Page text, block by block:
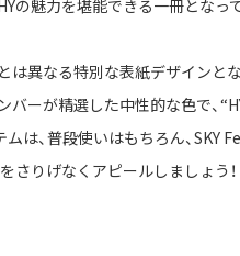
の魅力を堪能できる一冊となっ
は異なる特別な表紙デザインとな
バーが精選した中性的な色で、
ムは、普段使いはもちろん、SKY
さりげなくアピールしましょう！